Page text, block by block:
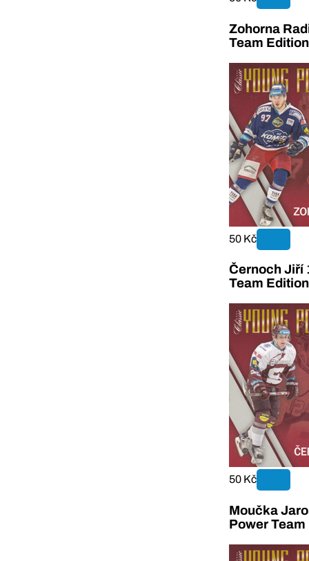
Zohorna
Team
50 Kč
Černoch Jiří
Team
50 Kč
Moučka
Power